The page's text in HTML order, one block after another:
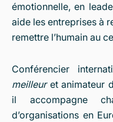
émotionnelle, en
aide les entreprises à
remettre l’humain au
Conférencier
meilleuret animateur
il accompagne
d’organisations en